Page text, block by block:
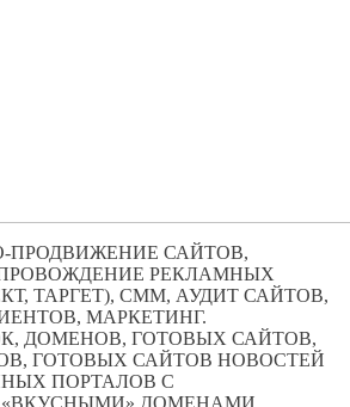
ПРОДВИЖЕНИЕ САЙТОВ,
РЕКЛАМНЫХ
ТАРГЕТ), СММ, АУДИТ САЙТОВ,
МАРКЕТИНГ.
ДОМЕНОВ, ГОТОВЫХ САЙТОВ,
ГОТОВЫХ САЙТОВ НОВОСТЕЙ
ПОРТАЛОВ С
ДОМЕНАМИ.